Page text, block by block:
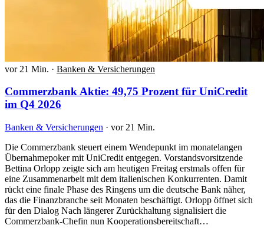
vor 21 Min. · Banken & Versicherungen
Commerzbank Aktie: 49,75 Prozent für UniCredit
im Q4 2026
Banken & Versicherungen · vor 21 Min.
Die Commerzbank steuert einem Wendepunkt im monatelangen
Übernahmepoker mit UniCredit entgegen. Vorstandsvorsitzende
Bettina Orlopp zeigte sich am heutigen Freitag erstmals offen für
eine Zusammenarbeit mit dem italienischen Konkurrenten. Damit
rückt eine finale Phase des Ringens um die deutsche Bank näher,
das die Finanzbranche seit Monaten beschäftigt. Orlopp öffnet sich
für den Dialog Nach längerer Zurückhaltung signalisiert die
Commerzbank-Chefin nun Kooperationsbereitschaft…